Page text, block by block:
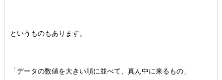
というものもあります。
「データの数値を大きい順に並べて、真ん中に来るもの」